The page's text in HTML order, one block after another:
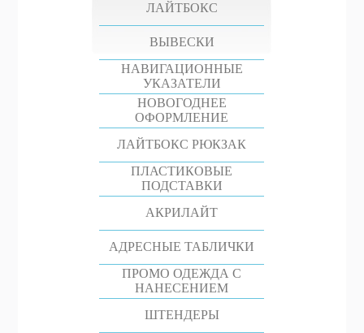
ЛАЙТБОКС
ВЫВЕСКИ
НАВИГАЦИОННЫЕ
УКАЗАТЕЛИ
НОВОГОДНЕЕ
ОФОРМЛЕНИЕ
ЛАЙТБОКС РЮКЗАК
ПЛАСТИКОВЫЕ
ПОДСТАВКИ
АКРИЛАЙТ
АДРЕСНЫЕ ТАБЛИЧКИ
ПРОМО ОДЕЖДА С
НАНЕСЕНИЕМ
ШТЕНДЕРЫ